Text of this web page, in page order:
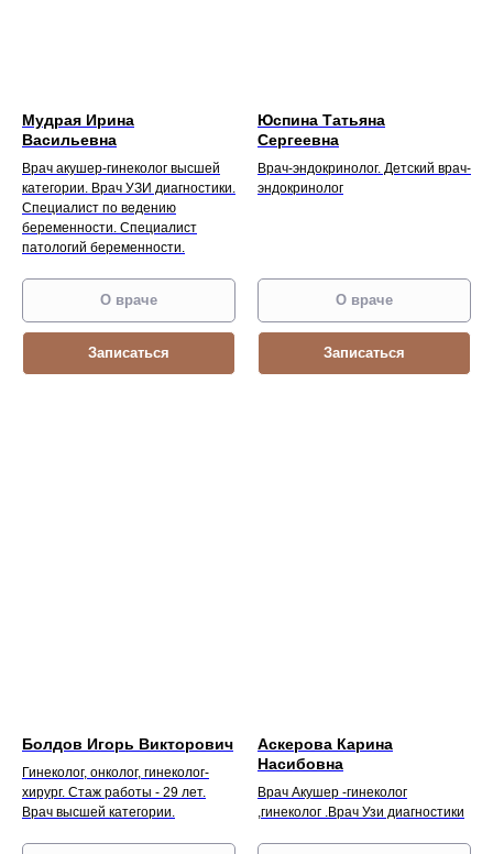
Мудрая Ирина
Васильевна
Врач акушер-гинеколог высшей
категории. Врач УЗИ диагностики.
Специалист по ведению
беременности. Специалист
патологий беременности.
О враче
Записаться
Юспина Татьяна
Сергеевна
Врач-эндокринолог. Детский врач-
эндокринолог
О враче
Записаться
Болдов Игорь Викторович
Гинеколог, онколог, гинеколог-
хирург. Стаж работы - 29 лет.
Врач высшей категории.
Аскерова Карина
Насибовна
Врач Акушер -гинеколог
,гинеколог .Врач Узи диагностики